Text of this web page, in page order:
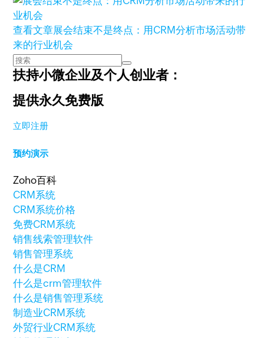
查看文章展会结束不是终点：用CRM分析市场活动带
来的行业机会
扶持小微企业及个人创业者：
提供永久免费版
立即注册
预约演示
Zoho百科
CRM系统
CRM系统价格
免费CRM系统
销售线索管理软件
销售管理系统
什么是CRM
什么是crm管理软件
什么是销售管理系统
制造业CRM系统
外贸行业CRM系统